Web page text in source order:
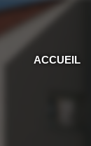
ACCUEIL